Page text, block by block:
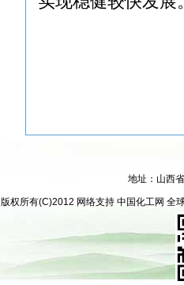
地址：山西
版权所有(C)2012 网络支持 中国化工网 全